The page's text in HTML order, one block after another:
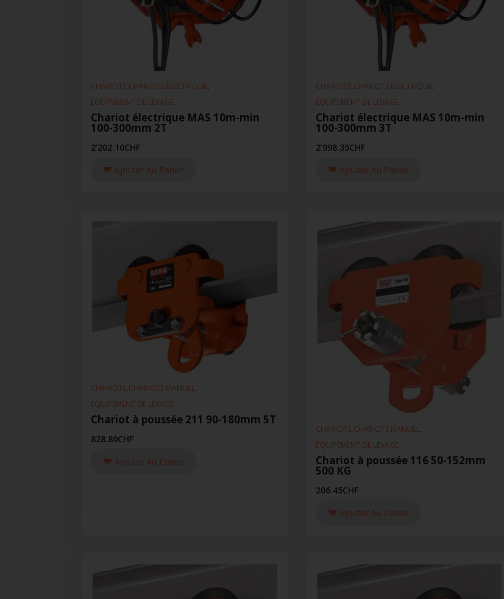
CHARIOTS,CHARIOTS ÉLECTRIQUE,
ÉQUIPEMENT DE LEVAGE
Chariot électrique MAS 10m-min
100-300mm 2T
2'202.10CHF
Ajouter Au Panier
CHARIOTS,CHARIOTS ÉLECTRIQUE,
ÉQUIPEMENT DE LEVAGE
Chariot électrique MAS 10m-min
100-300mm 3T
2'998.35CHF
Ajouter Au Panier
CHARIOTS,CHARIOTS MANUEL,
ÉQUIPEMENT DE LEVAGE
Chariot à poussée 211 90-180mm 5T
828.80CHF
Ajouter Au Panier
CHARIOTS,CHARIOTS MANUEL,
ÉQUIPEMENT DE LEVAGE
Chariot à poussée 116 50-152mm
500 KG
206.45CHF
Ajouter Au Panier